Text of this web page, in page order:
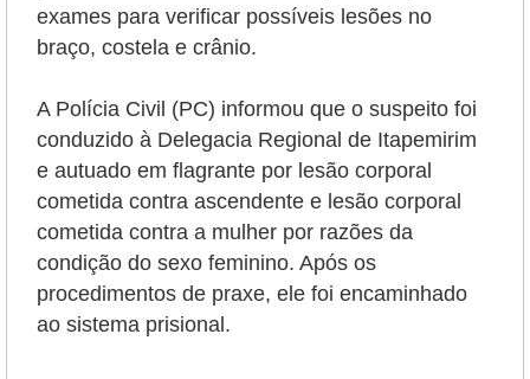
exames para verificar possíveis lesões no
braço, costela e crânio.
A Polícia Civil (PC) informou que o suspeito foi
conduzido à Delegacia Regional de Itapemirim
e autuado em flagrante por lesão corporal
cometida contra ascendente e lesão corporal
cometida contra a mulher por razões da
condição do sexo feminino. Após os
procedimentos de praxe, ele foi encaminhado
ao sistema prisional.